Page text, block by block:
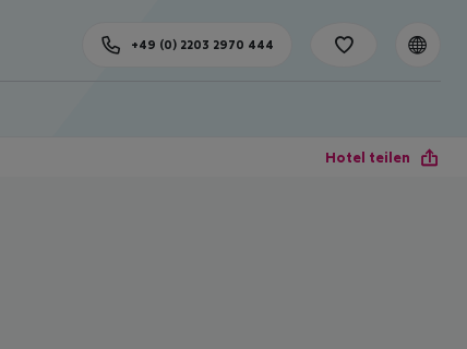
+49 (0) 2203 2970 444
Hotel teilen